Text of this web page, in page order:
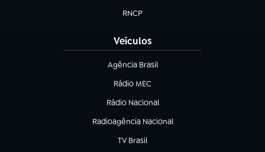
RNCP
(abre em nova aba)
Veículos
Agência Brasil
(abre em nova aba)
Rádio MEC
(abre em nova aba)
Rádio Nacional
Radioagência Nacional
(abre em nova aba)
TV Brasil
(abre em nova aba)